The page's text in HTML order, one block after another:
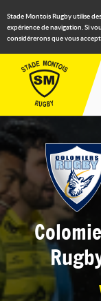
Stade Montois Rugby utilise
expérience de navigation. Si
considérerons que vous